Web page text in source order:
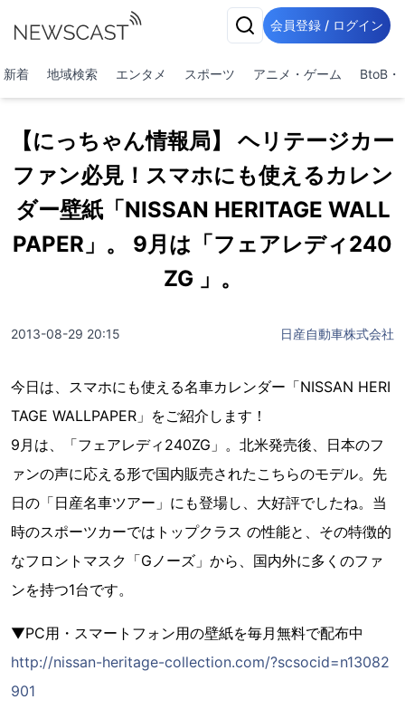
会員登録 / ログイン
新着 地域検索 エンタメ スポーツ アニメ・ゲーム BtoB・
【にっちゃん情報局】 ヘリテージカー
ファン必見！スマホにも使えるカレン
ダー壁紙「NISSAN HERITAGE WALL
PAPER」。 9月は「フェアレディ240
ZG 」。
2013-08-29 20:15 日産自動車株式会社
今日は、スマホにも使える名車カレンダー「NISSAN HERI
TAGE WALLPAPER」をご紹介します！
9月は、「フェアレディ240ZG」。北米発売後、日本のフ
ァンの声に応える形で国内販売されたこちらのモデル。先
日の「日産名車ツアー」にも登場し、大好評でしたね。当
時のスポーツカーではトップクラス の性能と、その特徴的
なフロントマスク「Gノーズ」から、国内外に多くのファ
ンを持つ1台です。
▼PC用・スマートフォン用の壁紙を毎月無料で配布中
http://nissan-heritage-collection.com/?scsocid=n13082
901